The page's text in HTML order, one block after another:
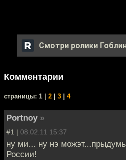
Смотри ролики
Комментарии
cтраницы: 1 | 2 3 4
Portnoy »
#1 | 08.02.11 15:37
ну ми... ну нэ
России!